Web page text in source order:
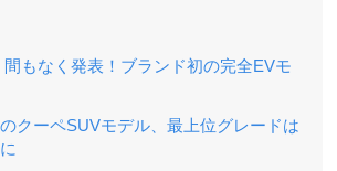
間もなく発表！ブランド初の完全EVモ
のクーペSUVモデル、最上位グレードは